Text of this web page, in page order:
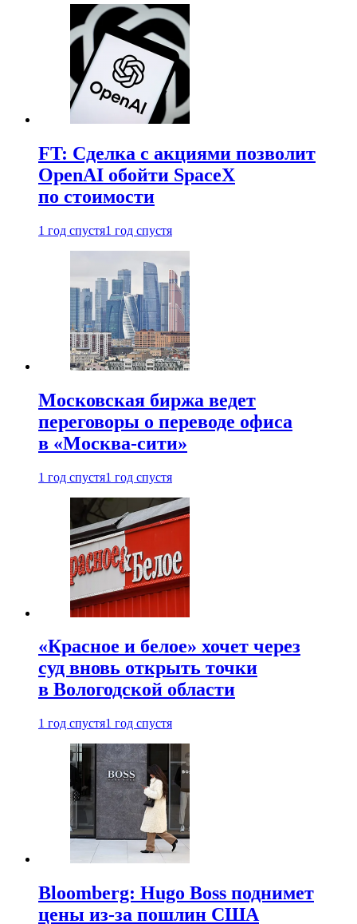
FT: Сделка с акциями позволит
OpenAI обойти SpaceX
по стоимости
1 год спустя1 год спустя
Московская биржа ведет
переговоры о переводе офиса
в «Москва-сити»
1 год спустя1 год спустя
«Красное и белое» хочет через
суд вновь открыть точки
в Вологодской области
1 год спустя1 год спустя
Bloomberg: Hugo Boss поднимет
цены из-за пошлин США